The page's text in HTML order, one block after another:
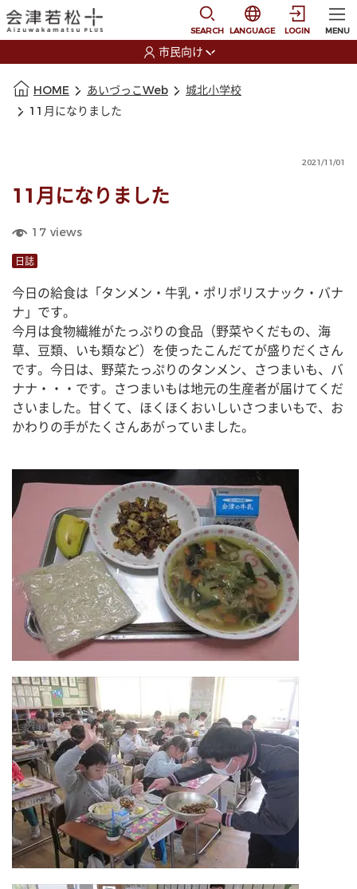
SEARCH
選択すると言語の切
LANGUAGE LOGIN MENU
市民向け
HOME あいづっこWeb
城北小学校
11月になりました
2021/11/01
11月になりました
17 views
日誌
今日の給食は「タンメン・牛乳・ポリポリスナック・バナ
ナ」です。
今月は食物繊維がたっぷりの食品（野菜やくだもの、海
草、豆類、いも類など）を使ったこんだてが盛りだくさん
です。今日は、野菜たっぷりのタンメン、さつまいも、バ
ナナ・・・です。さつまいもは地元の生産者が届けてくだ
さいました。甘くて、ほくほくおいしいさつまいもで、お
かわりの手がたくさんあがっていました。